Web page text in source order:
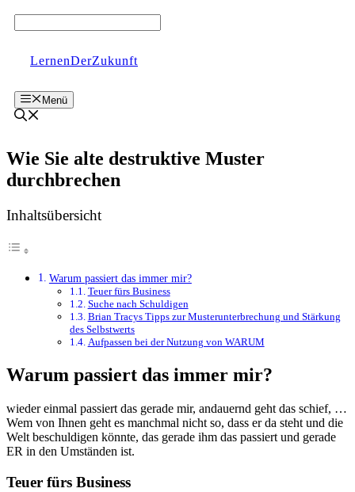
Zum
LernenDerZukunft
Menü
Wie Sie alte destruktive Muster
durchbrechen
Inhaltsübersicht
Warum passiert das immer mir?
Teuer fürs Business
Suche nach Schuldigen
Brian Tracys Tipps zur Musterunterbrechung und Stärkung
des Selbstwerts
Aufpassen bei der Nutzung von WARUM
Warum passiert das immer mir?
wieder einmal passiert das gerade mir, andauernd geht das schief, …
Wem von Ihnen geht es manchmal nicht so, dass er da steht und die
Welt beschuldigen könnte, das gerade ihm das passiert und gerade
ER in den Umständen ist.
Teuer fürs Business